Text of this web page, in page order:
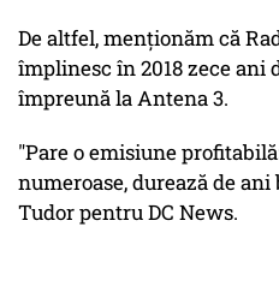
De altfel, menționăm că
împlinesc în 2018 zece ani
împreună la Antena 3.
"Pare o emisiune
numeroase, durează de
Tudor pentru DC News.